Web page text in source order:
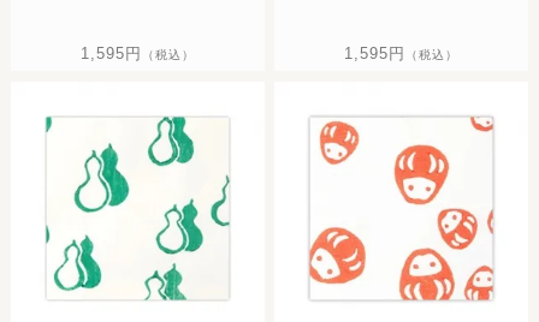
1,595円 （税込） 1,595円 （税込）